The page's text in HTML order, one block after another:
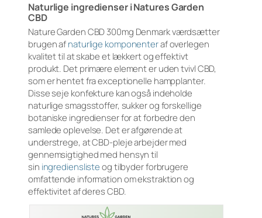
Naturlige ingredienser i Natures Garden
CBD
Nature Garden CBD 300mg Denmark værdsætter
brugen afnaturlige komponenteraf overlegen
kvalitet til at skabe et lækkert og effektivt
produkt. Det primære element er uden tvivl CBD,
som er hentet fra exceptionelle hampplanter.
Disse seje konfekture kan også indeholde
naturlige smagsstoffer, sukker og forskellige
botaniske ingredienser for at forbedre den
samlede oplevelse. Det er afgørende at
understrege, at CBD-pleje arbejder med
gennemsigtighed med hensyn til
sin ingredienslisteog tilbyder forbrugere
omfattende information om ekstraktion og
effektivitet af deres CBD.